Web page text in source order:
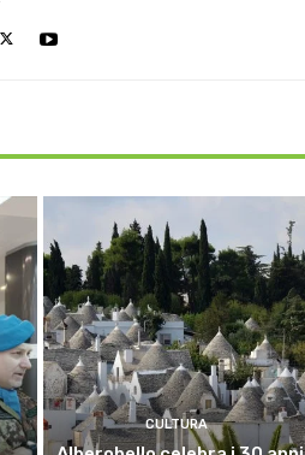
CULTURA